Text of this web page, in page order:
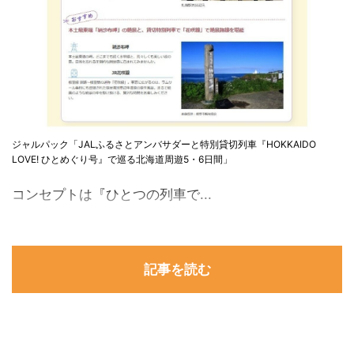
ジャルパック「JALふるさとアンバサダーと特別貸切列車『HOKKAIDO
LOVE! ひとめぐり号』で巡る北海道周遊5・6日間」
コンセプトは『ひとつの列車で...
記事を読む